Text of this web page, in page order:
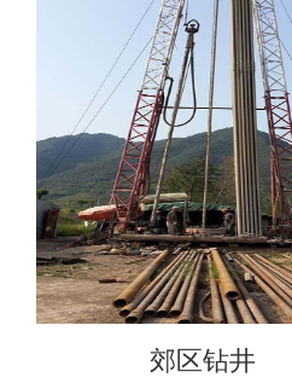
郊区钻井